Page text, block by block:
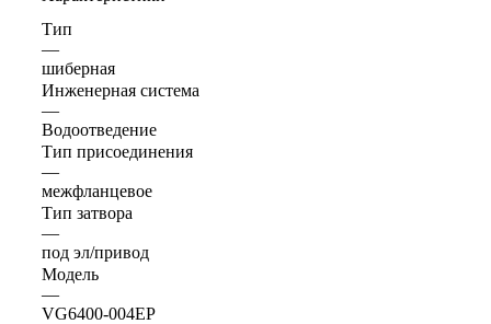
Тип
—
шиберная
Инженерная система
—
Водоотведение
Тип присоединения
—
межфланцевое
Тип затвора
—
под эл/привод
Модель
—
VG6400-004EP